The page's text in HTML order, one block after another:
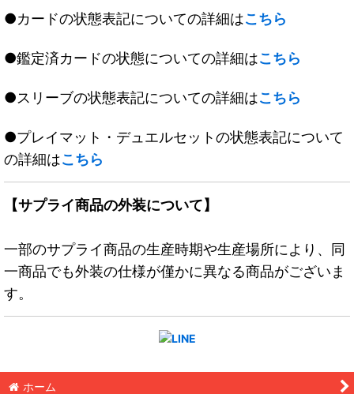
●カードの状態表記についての詳細はこちら
●鑑定済カードの状態についての詳細はこちら
●スリーブの状態表記についての詳細はこちら
●プレイマット・デュエルセットの状態表記について
の詳細はこちら
【サプライ商品の外装について】
一部のサプライ商品の生産時期や生産場所により、同
一商品でも外装の仕様が僅かに異なる商品がございま
す。
ホーム